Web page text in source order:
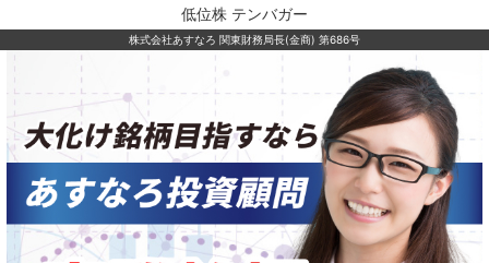
低位株 テンバガー